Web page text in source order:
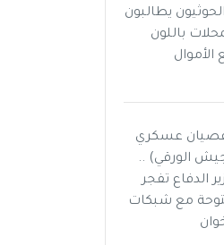
يطالبون
باللون
الأموال
عصيان عسكري
الورقي) ..
الدفاع تفجر
مع شبكات